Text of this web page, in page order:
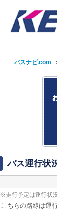
バスナビ.com
バス運行状
※走行予定は運行状
こちらの路線は運